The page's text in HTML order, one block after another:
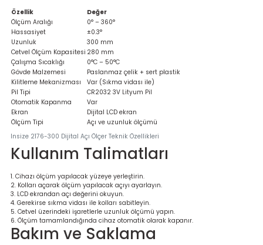
Ölçer
Insize 2176-300 Dijital Açı Ölçer Teknik Özellikleri
Özellik
Değer
Ölçüm Aralığı
0° – 360°
Hassasiyet
±0.3°
Uzunluk
300 mm
Cetvel Ölçüm Kapasitesi 280 mm
Çalışma Sıcaklığı
0°C – 50°C
Gövde Malzemesi
Paslanmaz çelik + sert plastik
Kilitleme Mekanizması
Var (Sıkma vidası ile)
Pil Tipi
CR2032 3V Lityum Pil
Otomatik Kapanma
Var
Ekran
Dijital LCD ekran
Ölçüm Tipi
Açı ve uzunluk ölçümü
Kullanım Talimatları
Cihazı ölçüm yapılacak yüzeye yerleştirin.
Kolları açarak ölçüm yapılacak açıyı ayarlayın.
LCD ekrandan açı değerini okuyun.
Gerekirse sıkma vidası ile kolları sabitleyin.
Cetvel üzerindeki işaretlerle uzunluk ölçümü yapın.
Ölçüm tamamlandığında cihaz otomatik olarak kapanır.
Bakım ve Saklama